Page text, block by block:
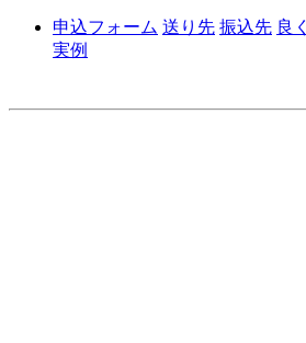
申込フォーム 送り先 振込先 良
実例